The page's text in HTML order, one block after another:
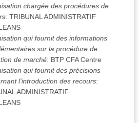
chargée des procédures de
: TRIBUNAL ADMINISTRATIF
qui fournit des informations
sur la procédure de
de marché: BTP CFA Centre
qui fournit des précisions
l'introduction des recours:
ADMINISTRATIF